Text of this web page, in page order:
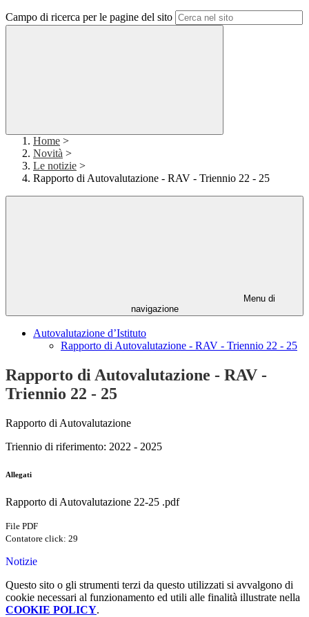
Campo di ricerca per le pagine del sito
Home >
Novità >
Le notizie >
Rapporto di Autovalutazione - RAV - Triennio 22 - 25
Menu di
navigazione
Autovalutazione d’Istituto
Rapporto di Autovalutazione - RAV - Triennio 22 - 25
Rapporto di Autovalutazione - RAV -
Triennio 22 - 25
Rapporto di Autovalutazione
Triennio di riferimento: 2022 - 2025
Allegati
Rapporto di Autovalutazione 22-25 .pdf
File PDF
Contatore click: 29
Notizie
Questo sito o gli strumenti terzi da questo utilizzati si avvalgono di
cookie necessari al funzionamento ed utili alle finalità illustrate nella
COOKIE POLICY.